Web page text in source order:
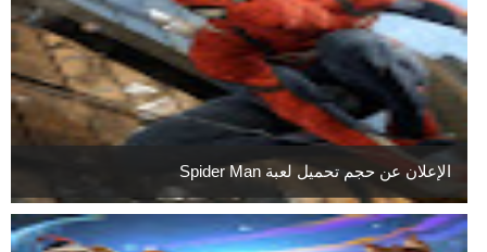
الإعلان عن حجم تحميل لعبة Spider Man